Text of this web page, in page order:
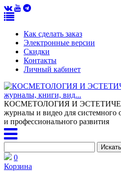
Как сделать заказ
Электронные версии
Скидки
Контакты
Личный кабинет
КОСМЕТОЛОГИЯ И
журналы и видео для системного
и профессионального развития
0
Корзина